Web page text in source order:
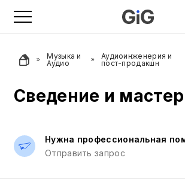
Музыка и
Аудио
Аудиоинженерия и
пост-продакшн
Сведение и
Нужна профессиональная
Отправить запрос